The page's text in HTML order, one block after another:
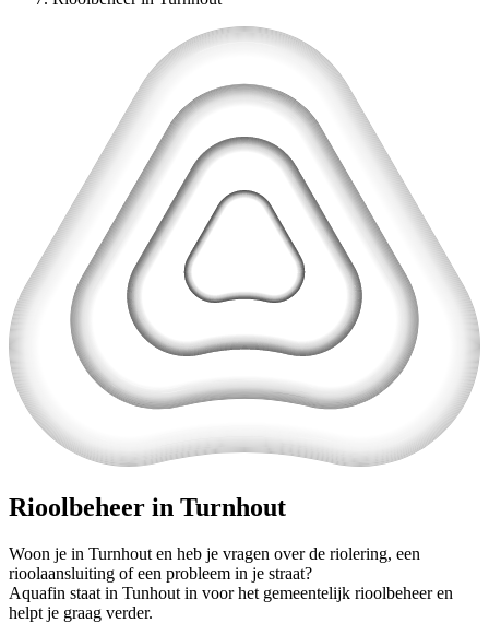
Rioolbeheer in Turnhout
Woon je in Turnhout en heb je vragen over de riolering, een
rioolaansluiting of een probleem in je straat?
Aquafin staat in Tunhout in voor het gemeentelijk rioolbeheer en
helpt je graag verder.